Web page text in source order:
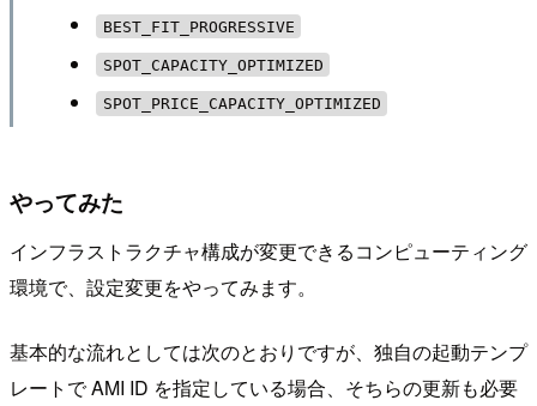
BEST_FIT_PROGRESSIVE
SPOT_CAPACITY_OPTIMIZED
SPOT_PRICE_CAPACITY_OPTIMIZED
やってみた
インフラストラクチャ構成が変更できるコンピューティング
環境で、設定変更をやってみます。
基本的な流れとしては次のとおりですが、独自の起動テンプ
レートで AMI ID を指定している場合、そちらの更新も必要